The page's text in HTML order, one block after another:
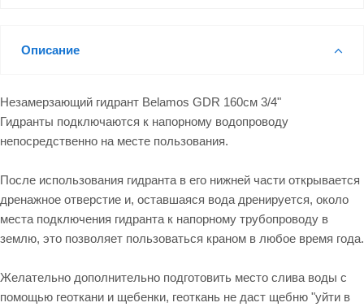
Описание
Незамерзающий гидрант Belamos GDR 160см 3/4"
Гидранты подключаются к напорному водопроводу
непосредственно на месте пользования.
После использования гидранта в его нижней части открывается
дренажное отверстие и, оставшаяся вода дренируется, около
места подключения гидранта к напорному трубопроводу в
землю, это позволяет пользоваться краном в любое время года.
Желательно дополнительно подготовить место слива воды с
помощью геоткани и щебенки, геоткань не даст щебню "уйти в